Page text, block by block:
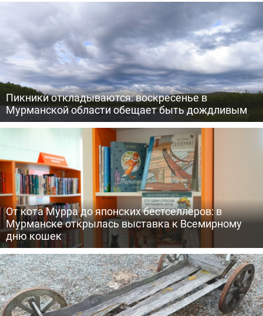
Пикники откладываются: воскресенье в
Мурманской области обещает быть дождливым
От кота Мурра до японских бестселлеров: в
Мурманске открылась выставка к Всемирному
дню кошек